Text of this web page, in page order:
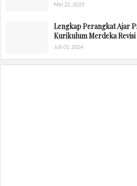
Mei 22, 2023
Lengkap Perangkat Ajar
Kurikulum Merdeka
Juli 01, 2024